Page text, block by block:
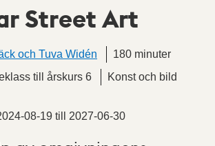
Street Art
och Tuva Widén
180 minuter
till årskurs 6
Konst och bild
08-19 till 2027-06-30